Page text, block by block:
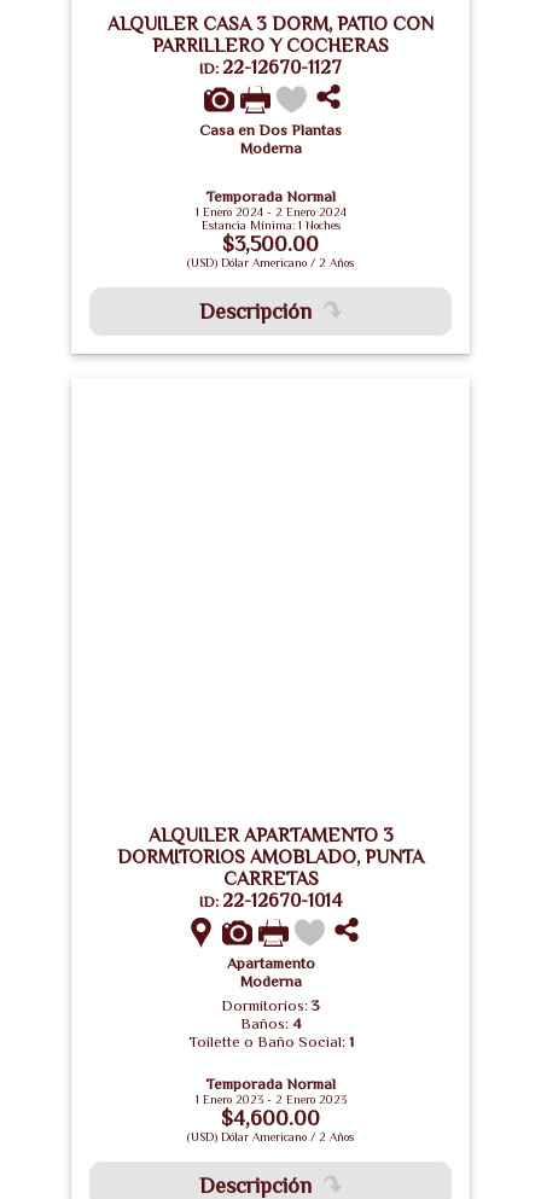
ALQUILER CASA 3 DORM, PATIO CON
PARRILLERO Y COCHERAS
ID: 22-12670-1127
Casa en Dos Plantas
Moderna
Temporada Normal
1 Enero 2024 - 2 Enero 2024
Estancia Mínima: 1 Noches
$3,500.00
(USD) Dólar Americano / 2 Años
Descripción
ALQUILER APARTAMENTO 3
DORMITORIOS AMOBLADO, PUNTA
CARRETAS
ID: 22-12670-1014
Apartamento
Moderna
Dormitorios: 3
Baños: 4
Toilette o Baño Social: 1
Temporada Normal
1 Enero 2023 - 2 Enero 2023
$4,600.00
(USD) Dólar Americano / 2 Años
Descripción